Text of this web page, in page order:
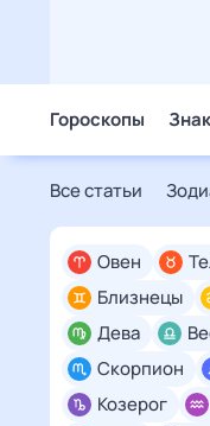
Гороскопы
Все статьи
Овен
Близнецы
Дева
Скорпион
Козерог